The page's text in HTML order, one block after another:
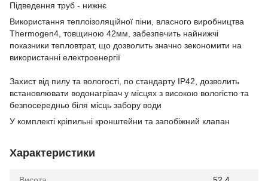
Підведення труб - нижнє
Використання теплоізоляційної піни, власного виробництва
Thermogen4, товщиною 42мм, забезпечить найнижчі
показники тепловтрат, що дозволить значно зекономити на
використанні електроенергії
Захист від пилу та вологості, по стандарту ІР42, дозволить
встановлювати водонагрівач у місцях з високою вологістю та
безпосередньо біля місць забору води
У комплекті кріпильні кронштейни та запобіжний клапан
Характеристики